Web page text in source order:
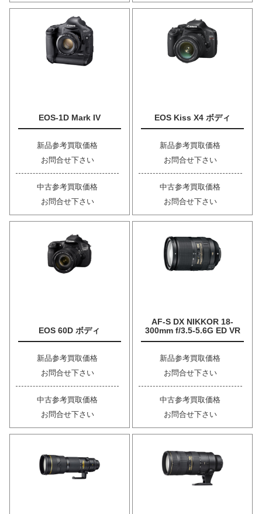
EOS-1D Mark IV
新品参考買取価格
お問合せ下さい
中古参考買取価格
お問合せ下さい
EOS Kiss X4 ボディ
新品参考買取価格
お問合せ下さい
中古参考買取価格
お問合せ下さい
EOS 60D ボディ
新品参考買取価格
お問合せ下さい
中古参考買取価格
お問合せ下さい
AF-S DX NIKKOR 18-
300mm f/3.5-5.6G ED VR
新品参考買取価格
お問合せ下さい
中古参考買取価格
お問合せ下さい